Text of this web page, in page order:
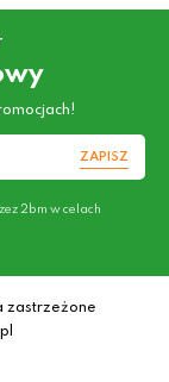
ZAPISZ
2bm w celach
zastrzeżone